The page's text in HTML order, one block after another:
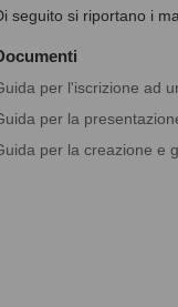
seguito si riportano i
per l'iscrizione ad
per la
per la creazione e